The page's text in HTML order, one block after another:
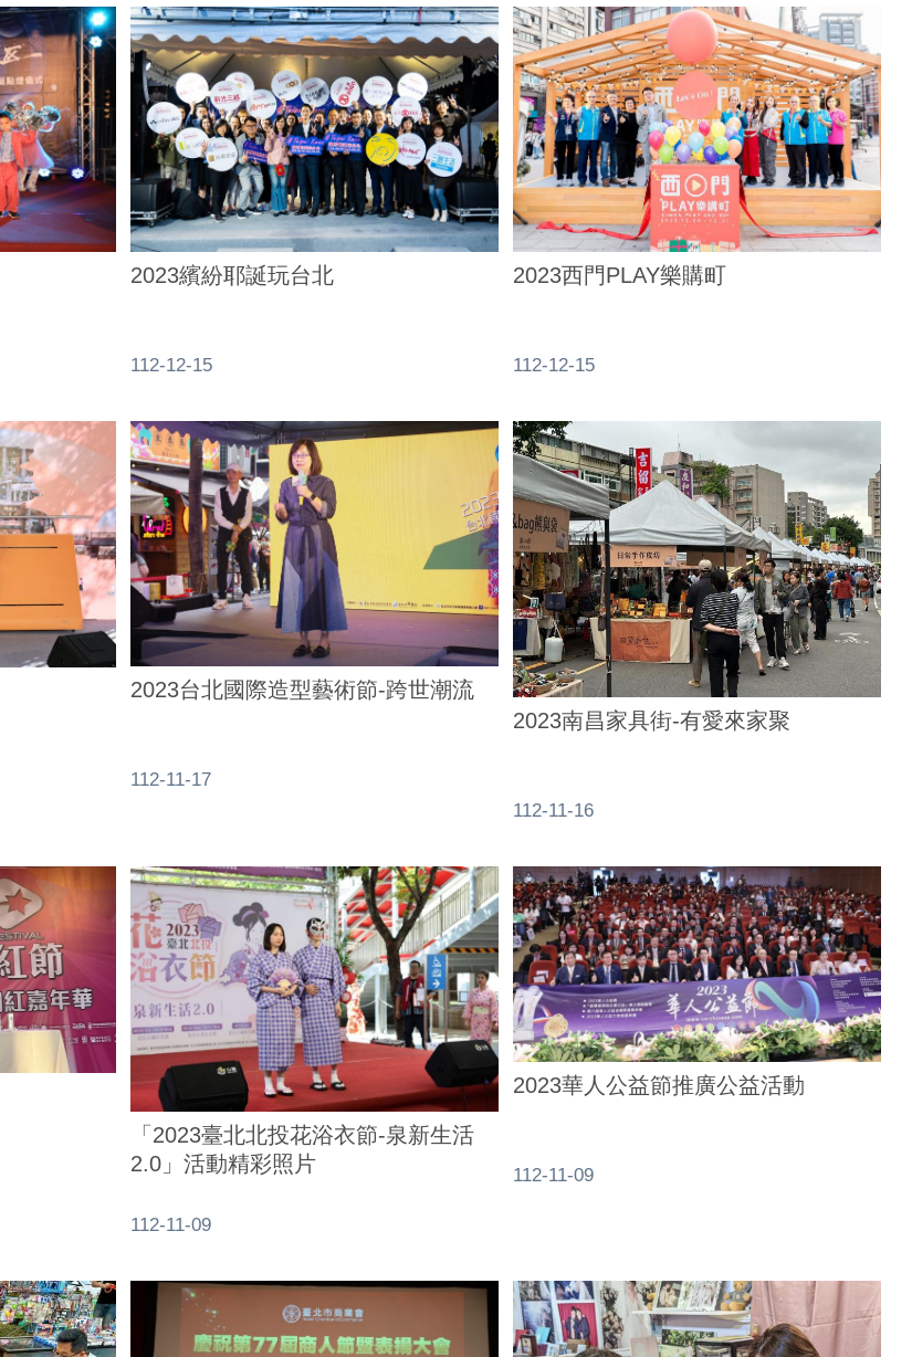
2023繽紛耶誕玩台北
112-12-15
2023西門PLAY樂購町
112-12-15
2023台北國際造型藝術節-跨世潮流
112-11-17
2023南昌家具街-有愛來家聚
112-11-16
「2023臺北北投花浴衣節-泉新生活
2.0」活動精彩照片
112-11-09
2023華人公益節推廣公益活動
112-11-09